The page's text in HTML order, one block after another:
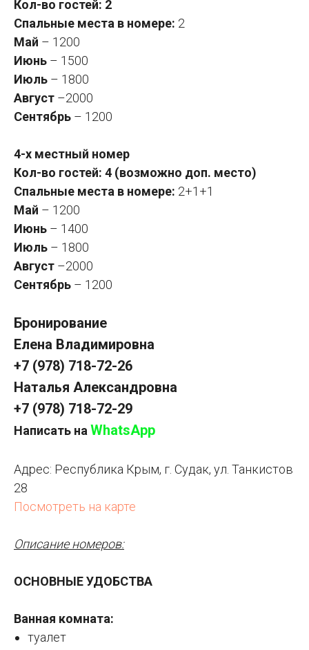
Кол-во гостей: 2
Спальные места в номере: 2
Май – 1200
Июнь – 1500
Июль – 1800
Август –2000
Сентябрь – 1200
4-х местный номер
Кол-во гостей: 4 (возможно доп. место)
Спальные места в номере: 2+1+1
Май – 1200
Июнь – 1400
Июль – 1800
Август –2000
Сентябрь – 1200
Бронирование
Елена Владимировна
+7 (978) 718-72-26
Наталья Александровна
+7 (978) 718-72-29
Написать наWhatsApp
Адрес: Республика Крым, г. Судак, ул. Танкистов
28
Посмотреть на карте
Описание номеров:
ОСНОВНЫЕ УДОБСТВА
Ванная комната:
туалет